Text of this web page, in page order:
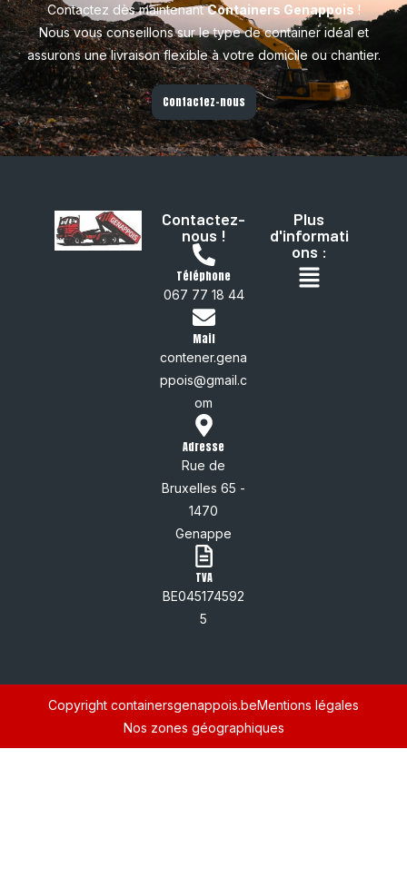
Contactez dès maintenantContainers Genappois !
Nous vous conseillons sur le type de container idéal et
assurons une livraison flexible à votre domicile ou chantier.
Contactez-nous
Contactez-
nous !
Téléphone
067 77 18 44
Mail
contener.gena
ppois@gmail.c
om
Adresse
Rue de
Bruxelles 65 -
1470
Genappe
TVA
BE045174592
5
Plus
d'informati
ons :
Copyright containersgenappois.beMentions légales
Nos zones géographiques